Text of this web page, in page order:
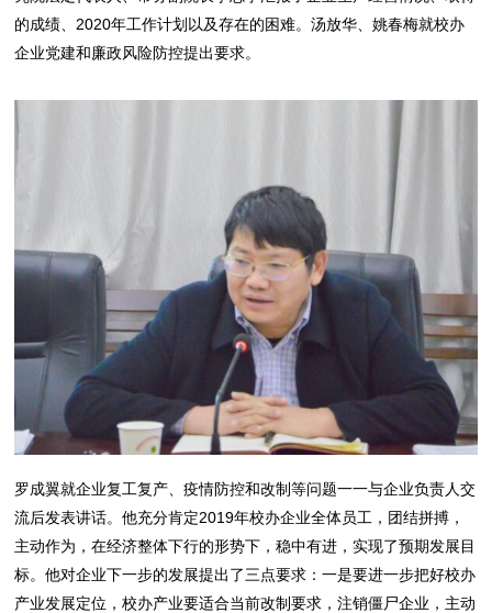
的成绩、2020年工作计划以及存在的困难。汤放华、姚春梅就校办
企业党建和廉政风险防控提出要求。
罗成翼就企业复工复产、疫情防控和改制等问题一一与企业负责人交
流后发表讲话。他充分肯定2019年校办企业全体员工，团结拼搏，
主动作为，在经济整体下行的形势下，稳中有进，实现了预期发展目
标。他对企业下一步的发展提出了三点要求：一是要进一步把好校办
产业发展定位，校办产业要适合当前改制要求，注销僵尸企业，主动